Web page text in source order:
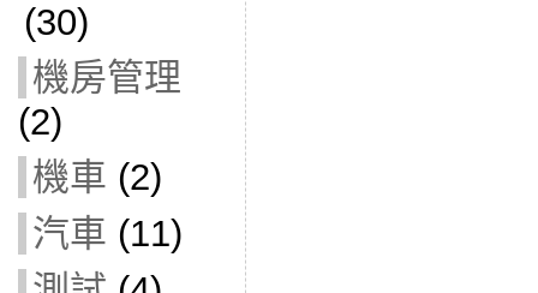
(30)
機房管理
(2)
機車 (2)
汽車 (11)